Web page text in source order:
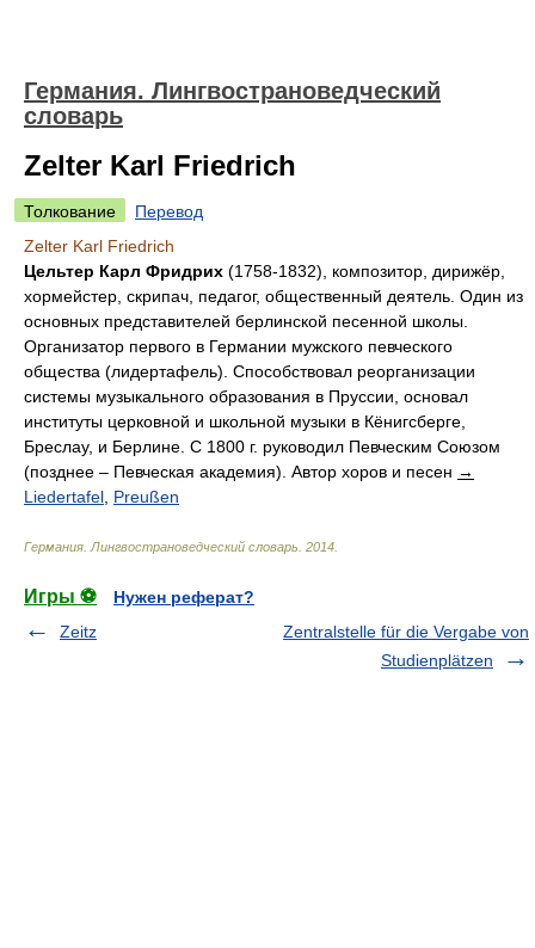
Германия. Лингвострановедческий
словарь
Zelter Karl Friedrich
Толкование
Перевод
Zelter Karl Friedrich
Цельтер Карл Фридрих (1758-1832), композитор, дирижёр,
хормейстер, скрипач, педагог, общественный деятель. Один из
основных представителей берлинской песенной школы.
Организатор первого в Германии мужского певческого
общества (лидертафель). Способствовал реорганизации
системы музыкального образования в Пруссии, основал
институты церковной и школьной музыки в Кёнигсберге,
Бреслау, и Берлине. С 1800 г. руководил Певческим Союзом
(позднее – Певческая академия). Автор хоров и песен →
Liedertafel Preußen
Германия. Лингвострановедческий словарь 2014
Игры ⚽
Нужен реферат?
Zeitz
Zentralstelle für die Vergabe von
Studienplätzen